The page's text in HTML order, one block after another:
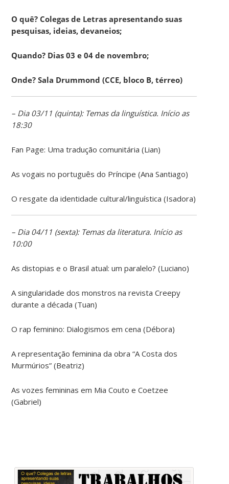
O quê? Colegas de Letras apresentando suas
pesquisas, ideias, devaneios;
Quando? Dias 03 e 04 de novembro;
Onde? Sala Drummond (CCE, bloco B, térreo)
– Dia 03/11 (quinta): Temas da linguística. Início as
18:30
Fan Page: Uma tradução comunitária (Lian)
As vogais no português do Príncipe (Ana Santiago)
O resgate da identidade cultural/linguística (Isadora)
– Dia 04/11 (sexta): Temas da literatura. Início as
10:00
As distopias e o Brasil atual: um paralelo? (Luciano)
A singularidade dos monstros na revista Creepy
durante a década (Tuan)
O rap feminino: Dialogismos em cena (Débora)
A representação feminina da obra “A Costa dos
Murmúrios” (Beatriz)
As vozes femininas em Mia Couto e Coetzee
(Gabriel)